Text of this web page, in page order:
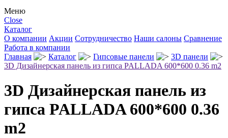
Меню
Close
Каталог
О компании Акции Сотрудничество Наши салоны Сравнение
Работа в компании
Главная
Каталог Гипсовые панели
3D панели
3D Дизайнерская панель из гипса PALLADA 600*600 0.36 m2
3D Дизайнерская панель из
гипса PALLADA 600*600 0.36
m2